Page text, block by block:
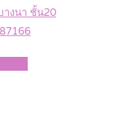
างนา ชั้น20